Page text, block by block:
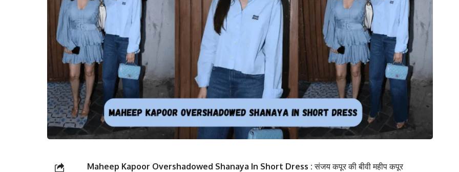
Maheep Kapoor Overshadowed Shanaya In Short Dress : संजय कपूर की बीवी महीप कपूर